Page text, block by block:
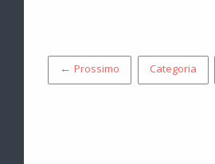
← Prossimo Categoria